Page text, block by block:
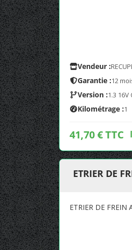
Vendeur :
Garantie :12
Version :1.3 16V
Kilométrage :1
41,70 € TTC
ETRIER DE
ETRIER DE FREIN